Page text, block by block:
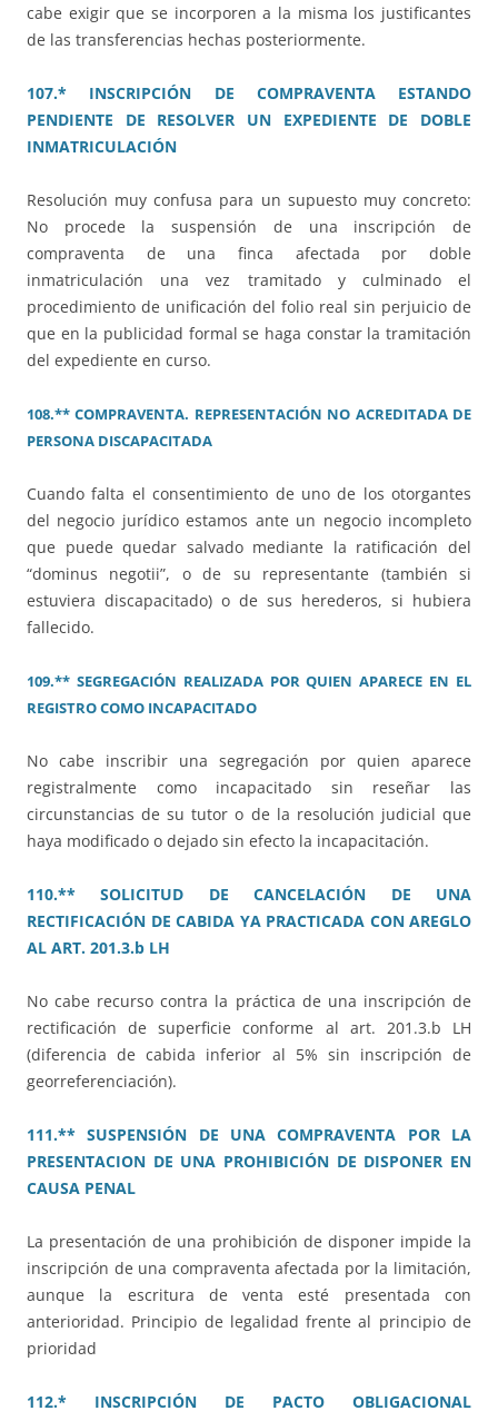
cabe exigir que se incorporen a la misma los justificantes
de las transferencias hechas posteriormente.
107.* INSCRIPCIÓN DE COMPRAVENTA ESTANDO
PENDIENTE DE RESOLVER UN EXPEDIENTE DE DOBLE
INMATRICULACIÓN
Resolución muy confusa para un supuesto muy concreto:
No procede la suspensión de una inscripción de
compraventa de una finca afectada por doble
inmatriculación una vez tramitado y culminado el
procedimiento de unificación del folio real sin perjuicio de
que en la publicidad formal se haga constar la tramitación
del expediente en curso.
108.** COMPRAVENTA. REPRESENTACIÓN NO ACREDITADA DE
PERSONA DISCAPACITADA
Cuando falta el consentimiento de uno de los otorgantes
del negocio jurídico estamos ante un negocio incompleto
que puede quedar salvado mediante la ratificación del
“dominus negotii”, o de su representante (también si
estuviera discapacitado) o de sus herederos, si hubiera
fallecido.
109.** SEGREGACIÓN REALIZADA POR QUIEN APARECE EN EL
REGISTRO COMO INCAPACITADO
No cabe inscribir una segregación por quien aparece
registralmente como incapacitado sin reseñar las
circunstancias de su tutor o de la resolución judicial que
haya modificado o dejado sin efecto la incapacitación.
110.** SOLICITUD DE CANCELACIÓN DE UNA
RECTIFICACIÓN DE CABIDA YA PRACTICADA CON AREGLO
AL ART. 201.3.b LH
No cabe recurso contra la práctica de una inscripción de
rectificación de superficie conforme al art. 201.3.b LH
(diferencia de cabida inferior al 5% sin inscripción de
georreferenciación).
111.** SUSPENSIÓN DE UNA COMPRAVENTA POR LA
PRESENTACION DE UNA PROHIBICIÓN DE DISPONER EN
CAUSA PENAL
La presentación de una prohibición de disponer impide la
inscripción de una compraventa afectada por la limitación,
aunque la escritura de venta esté presentada con
anterioridad. Principio de legalidad frente al principio de
prioridad
112.* INSCRIPCIÓN DE PACTO OBLIGACIONAL